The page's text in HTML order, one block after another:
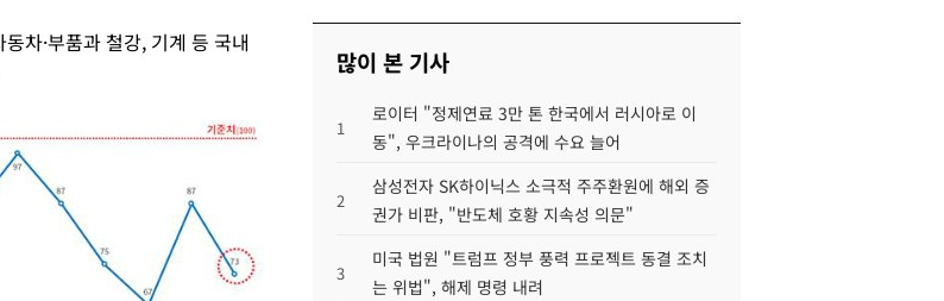
차·부품과 철강, 기계 등 국내
많이 본 기사
1
로이터 "정제연료 3만 톤 한국에서 러시아로 이
동", 우크라이나의 공격에 수요 늘어
2
삼성전자 SK하이닉스 소극적 주주환원에 해외 증
권가 비판, "반도체 호황 지속성 의문"
3
미국 법원 "트럼프 정부 풍력 프로젝트 동결 조치
는 위법", 해제 명령 내려